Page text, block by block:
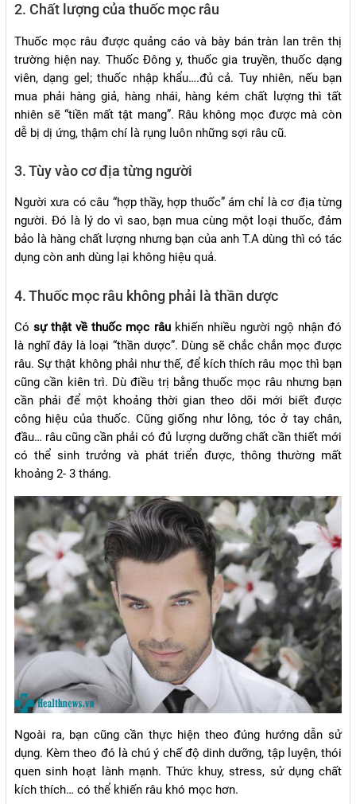
2. Chất lượng của thuốc mọc râu
Thuốc mọc râu được quảng cáo và bày bán tràn lan trên thị
trường hiện nay. Thuốc Đông y, thuốc gia truyền, thuốc dạng
viên, dạng gel; thuốc nhập khẩu….đủ cả. Tuy nhiên, nếu bạn
mua phải hàng giả, hàng nhái, hàng kém chất lượng thì tất
nhiên sẽ “tiền mất tật mang”. Râu không mọc được mà còn
dễ bị dị ứng, thậm chí là rụng luôn những sợi râu cũ.
3. Tùy vào cơ địa từng người
Người xưa có câu “hợp thầy, hợp thuốc” ám chỉ là cơ địa từng
người. Đó là lý do vì sao, bạn mua cùng một loại thuốc, đảm
bảo là hàng chất lượng nhưng bạn của anh T.A dùng thì có tác
dụng còn anh dùng lại không hiệu quả.
4. Thuốc mọc râu không phải là thần dược
Có sự thật về thuốc mọc râukhiến nhiều người ngộ nhận đó
là nghĩ đây là loại “thần dược”. Dùng sẽ chắc chắn mọc được
râu. Sự thật không phải như thế, để kích thích râu mọc thì bạn
cũng cần kiên trì. Dù điều trị bằng thuốc mọc râu nhưng bạn
cần phải để một khoảng thời gian theo dõi mới biết được
công hiệu của thuốc. Cũng giống như lông, tóc ở tay chân,
đầu… râu cũng cần phải có đủ lượng dưỡng chất cần thiết mới
có thể sinh trưởng và phát triển được, thông thường mất
khoảng 2- 3 tháng.
Ngoài ra, bạn cũng cần thực hiện theo đúng hướng dẫn sử
dụng. Kèm theo đó là chú ý chế độ dinh dưỡng, tập luyện, thói
quen sinh hoạt lành mạnh. Thức khuy, stress, sử dụng chất
kích thích… có thể khiến râu khó mọc hơn.